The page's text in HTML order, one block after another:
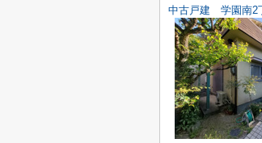
中古戸建 学園南2